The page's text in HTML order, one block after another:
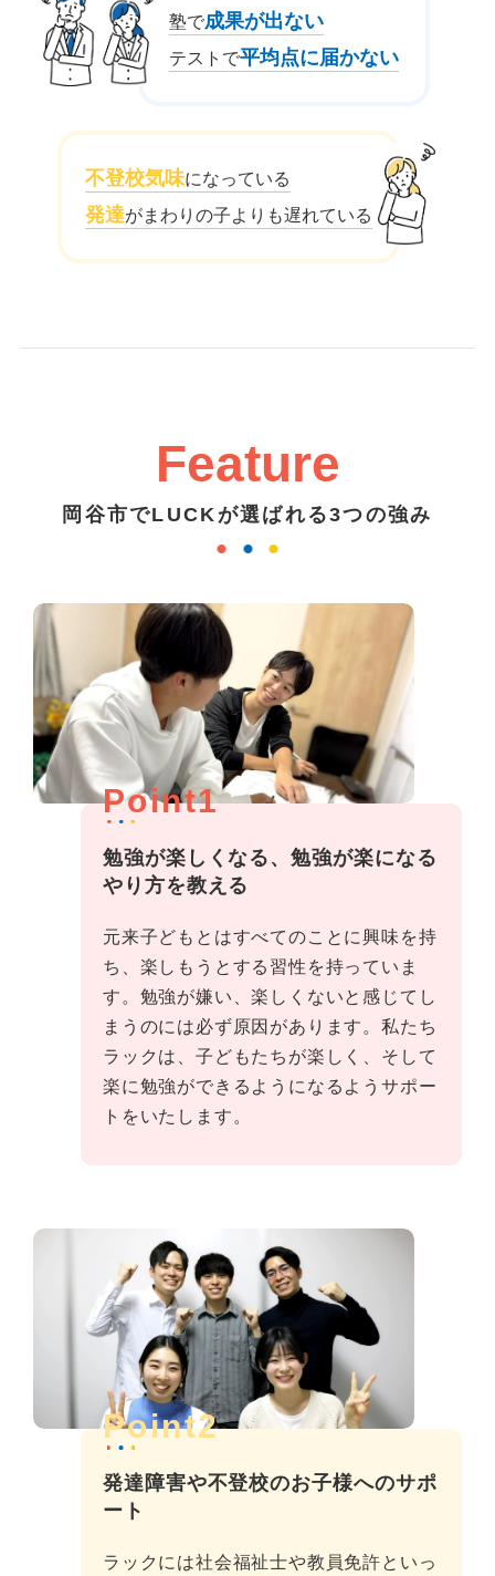
塾で成果が出ない
テストで平均点に届かない
不登校気味になっている
発達がまわりの子よりも遅れている
Feature
岡谷市でLUCKが選ばれる3つの強み
Point1
勉強が楽しくなる、勉強が楽になる
やり方を教える
元来子どもとはすべてのことに興味を持
ち、楽しもうとする習性を持っていま
す。勉強が嫌い、楽しくないと感じてし
まうのには必ず原因があります。私たち
ラックは、子どもたちが楽しく、そして
楽に勉強ができるようになるようサポー
トをいたします。
Point2
発達障害や不登校のお子様へのサポ
ート
ラックには社会福祉士や教員免許といっ